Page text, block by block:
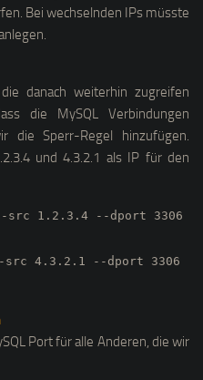
Bei wechselnden IPs müsste
danach weiterhin zugreifen
die MySQL Verbindungen
die Sperr-Regel hinzufügen.
und 4.3.2.1 als IP für den
src 1.2.3.4 --dport 3306
4.3.2.1 --dport 3306
Port für alle Anderen, die wir